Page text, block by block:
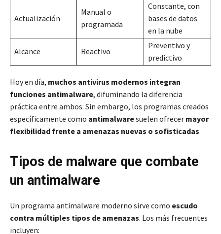
Actualización
Manual o
programada
Constante, con
bases de datos
en la nube
Alcance Reactivo
Preventivo y
predictivo
Hoy en día, muchos antivirus modernos integran
funciones antimalware, difuminando la diferencia
práctica entre ambos. Sin embargo, los programas creados
específicamente como antimalwaresuelen ofrecer mayor
flexibilidad frente a amenazas nuevas o sofisticadas.
Tipos de malware que combate
un antimalware
Un programa antimalware moderno sirve como escudo
contra múltiples tipos de amenazas. Los más frecuentes
incluyen: